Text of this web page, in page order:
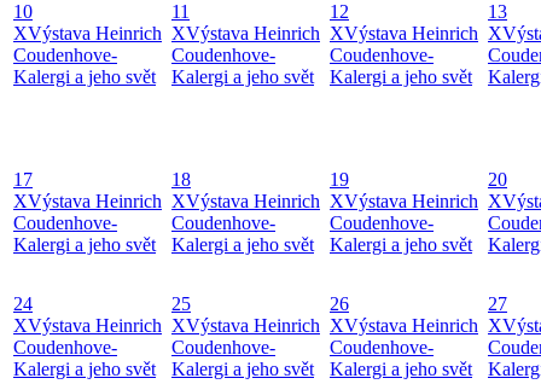
10
XVýstava Heinrich
Coudenhove-
Kalergi a jeho svět
11
XVýstava Heinrich
Coudenhove-
Kalergi a jeho svět
12
XVýstava Heinrich
Coudenhove-
Kalergi a jeho svět
13
X
17
XVýstava Heinrich
Coudenhove-
Kalergi a jeho svět
18
XVýstava Heinrich
Coudenhove-
Kalergi a jeho svět
19
XVýstava Heinrich
Coudenhove-
Kalergi a jeho svět
20
X
24
XVýstava Heinrich
Coudenhove-
Kalergi a jeho svět
25
XVýstava Heinrich
Coudenhove-
Kalergi a jeho svět
26
XVýstava Heinrich
Coudenhove-
Kalergi a jeho svět
27
X